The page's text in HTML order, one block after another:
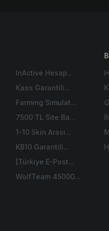
InActive Hesap...
Kaos Garantili...
Farming Simulat...
7500 TL Site Ba...
1-10 Skin Arası...
KB10 Garantili...
[Türkiye E-Post...
WolfTeam 45000...